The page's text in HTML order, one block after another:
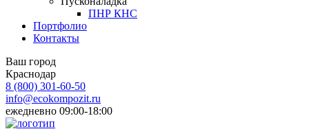
ПНР КНС
Портфолио
Контакты
Ваш город
Краснодар
8 (800) 301-60-50
info@ecokompozit.ru
ежедневно 09:00-18:00